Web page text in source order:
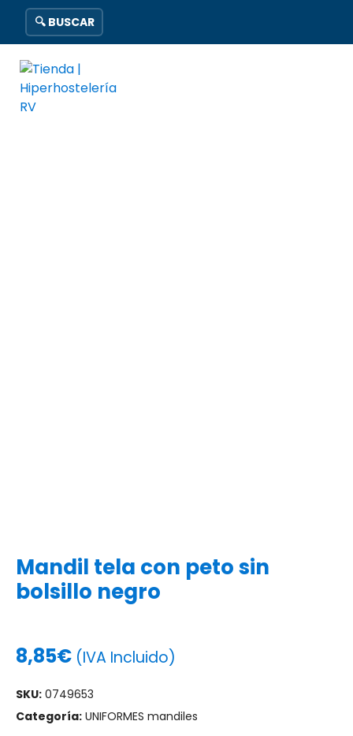
🔍 BUSCAR
Mandil tela con peto sin
bolsillo negro
8,85€ (IVA Incluido)
SKU: 0749653
Categoría: UNIFORMES mandiles